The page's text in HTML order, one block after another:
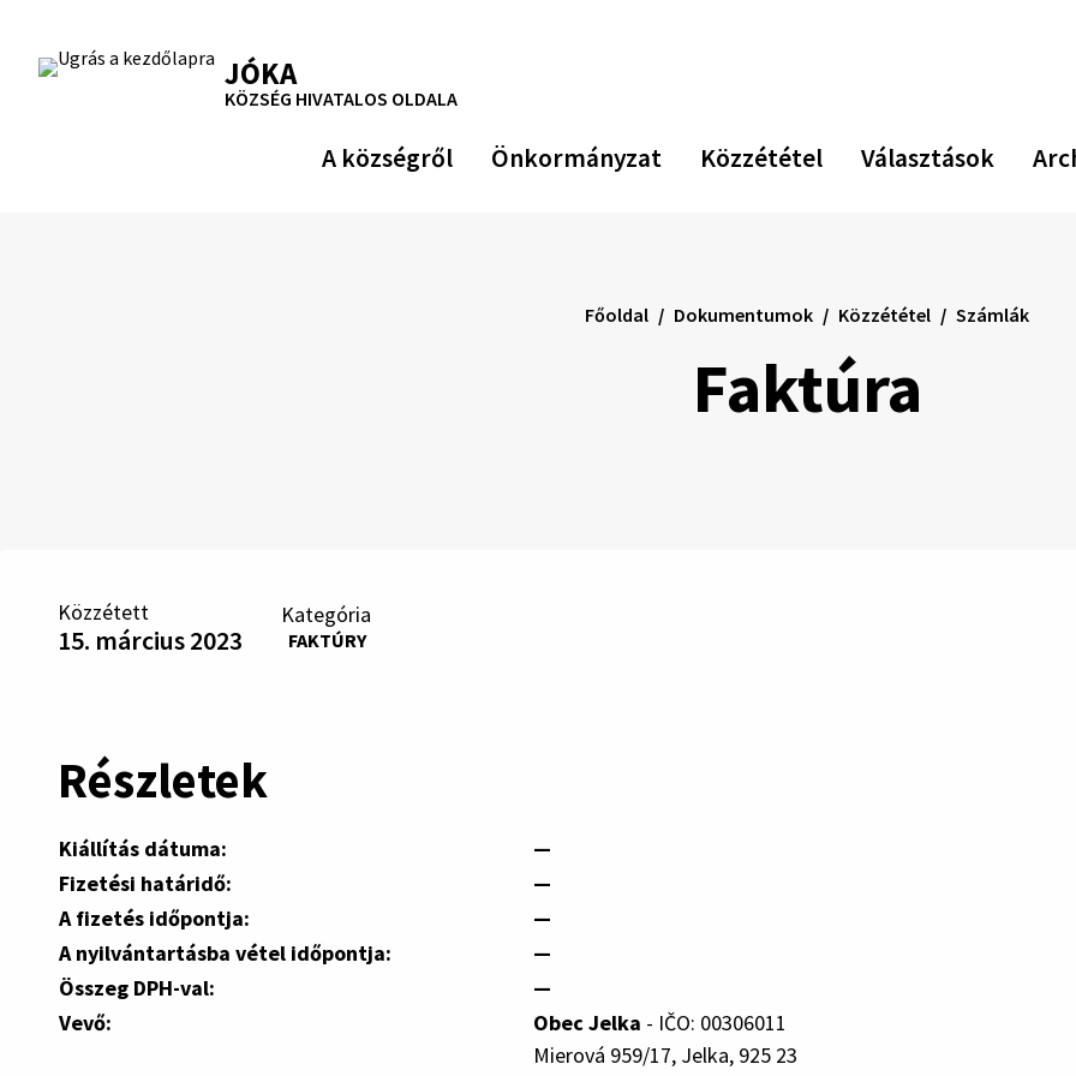
tartalomra
RSS Oldaltérkép
Nyomtatás JÓKA
KÖZSÉG HIVATALOS OLDALA
A községről Önkormányzat Közzététel Választások
Faktúra
Főoldal Dokumentumok Közzététel Számlák
Közzétett
15. március 2023
Kategória
FAKTÚRY
Részletek
Kiállítás dátuma:
—
Fizetési határidő:
—
A fizetés időpontja:
—
A nyilvántartásba vétel időpontja:
—
Összeg DPH-val:
—
Vevő:
Obec Jelka - IČO: 00306011
Mierová 959/17, Jelka, 925 23